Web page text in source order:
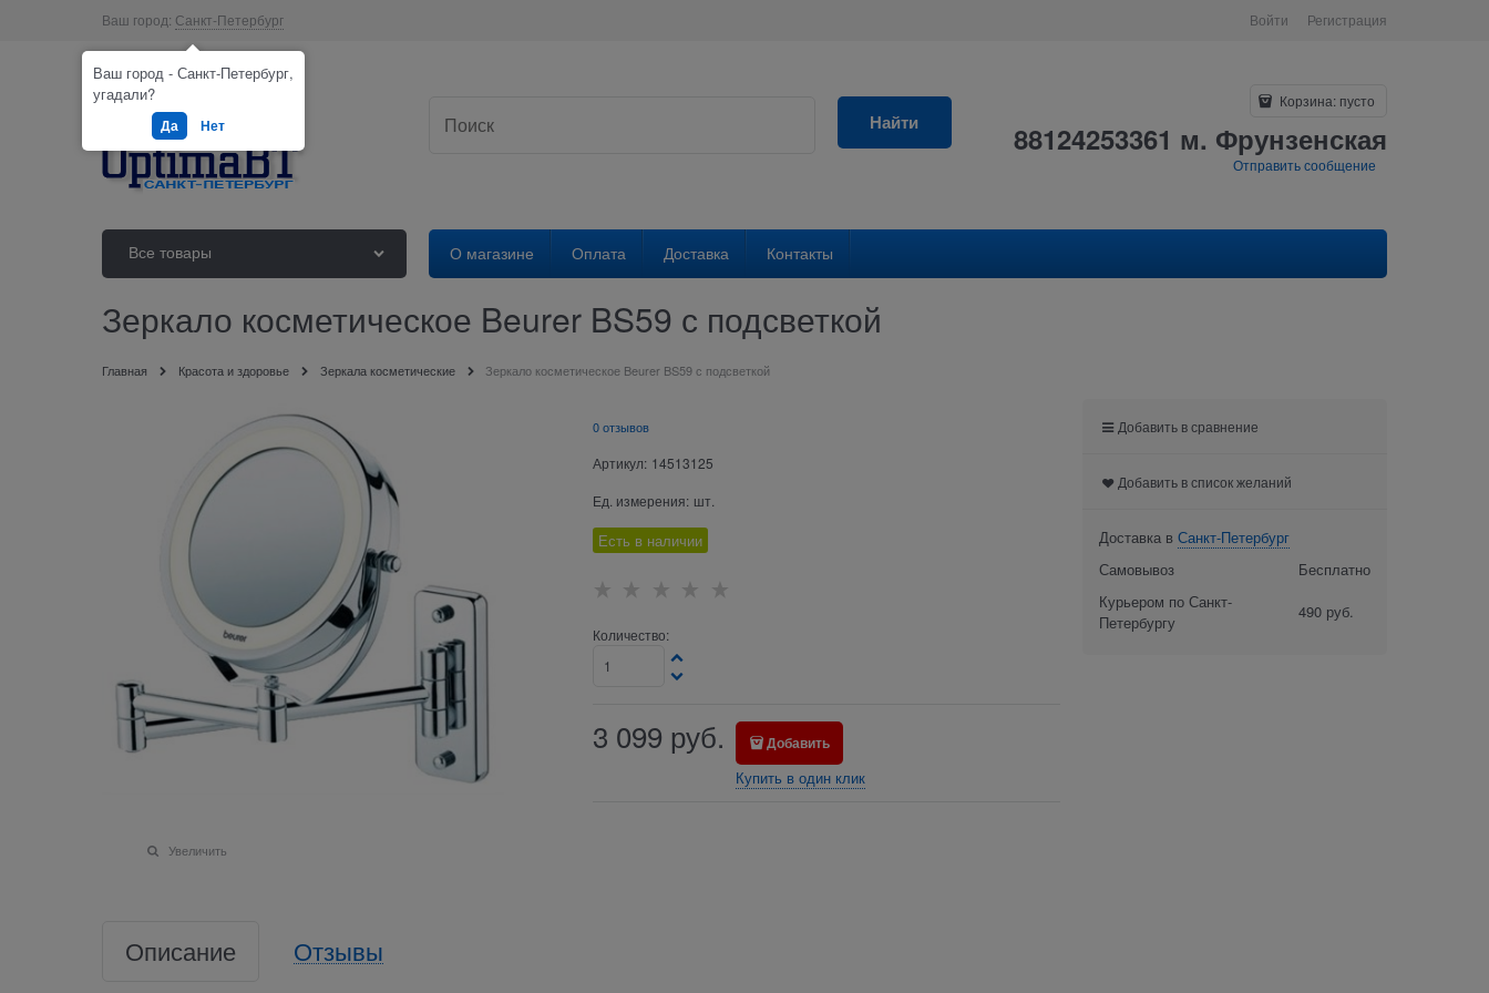
Ваш город: Санкт-Петербург Войти Регистрация
Найти
Корзина: пусто
88124253361 м. Фрунзенская
Отправить сообщение
Все товары О магазине Оплата Доставка Контакты
Зеркало косметическое Beurer BS59 с подсветкой
Главная Красота и здоровье Зеркала косметические Зеркало косметическое Beurer BS59 с подсветкой
Увеличить
0 отзывов
Артикул: 14513125
Ед. измерения: шт.
Есть в наличии
Количество:
3 099 руб. Добавить
Купить в один клик
Описание Отзывы
Добавить в сравнение
Добавить в список желаний
Доставка в Санкт-Петербург
Самовывоз
Бесплатно
Курьером по Санкт-
Петербургу
490 руб.
Ваш город - Санкт-Петербург,
угадали?
Да Нет